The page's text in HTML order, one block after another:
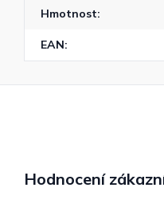
Hmotnost:
EAN:
Hodnocení